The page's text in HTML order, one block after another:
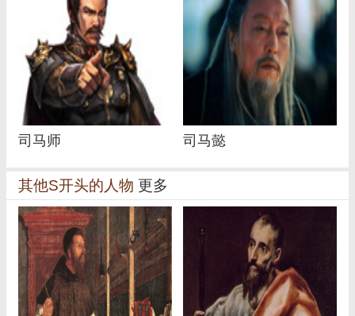
司马师 司马懿
其他S开头的人物 更多